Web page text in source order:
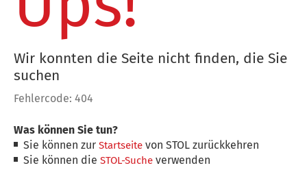
Wir konnten die Seite nicht finden, die Sie
suchen
Fehlercode: 404
Was können Sie tun?
Sie können zurStartseite von STOL zurückkehren
Sie können dieSTOL-Suche verwenden